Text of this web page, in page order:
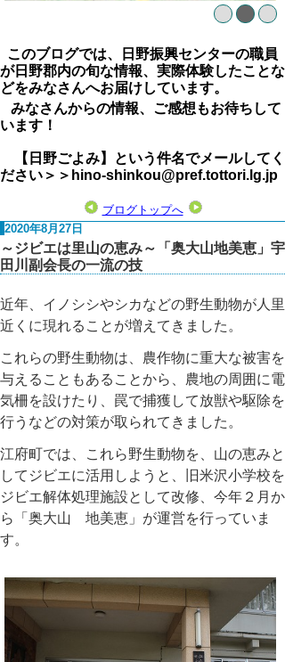
このブログでは、日野振興センターの職員
が日野郡内の旬な情報、実際体験したことな
どをみなさんへお届けしています。
みなさんからの情報、ご感想もお待ちして
います！
【日野ごよみ】という件名でメールしてく
ださい＞＞hino-shinkou@pref.tottori.lg.jp
ブログトップへ
2020年8月27日
～ジビエは里山の恵み～「奥大山地美恵」宇
田川副会長の一流の技
近年、イノシシやシカなどの野生動物が人里
近くに現れることが増えてきました。
これらの野生動物は、農作物に重大な被害を
与えることもあることから、農地の周囲に電
気柵を設けたり、罠で捕獲して放獣や駆除を
行うなどの対策が取られてきました。
江府町では、これら野生動物を、山の恵みと
してジビエに活用しようと、旧米沢小学校を
ジビエ解体処理施設として改修、今年２月か
ら「奥大山 地美恵」が運営を行っていま
す。